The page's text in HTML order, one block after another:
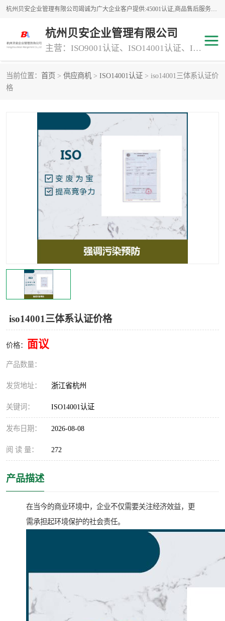
杭州贝安企业管理有限公司竭诚为广大企业客户提供:45001认证,商品售后服务认证,CE认证,知识产权体系认证,iso体系认证等服务,公司提供一条认证服务,方便快捷.
杭州贝安企业管理有限公司
主营：ISO9001认证、ISO14001认证、ISO认证、ISO22000认证、ISO/TS16949认证,FSC森林认证
当前位置： 首页 > 供应商机 > ISO14001认证 > iso14001三体系认证价
格
iso14001三体系认证价格
价格： 面议
产品数量：
发货地址： 浙江省杭州
关键词： ISO14001认证
发布日期： 2026-08-08
阅 读 量： 272
产品描述
在当今的商业环境中，企业不仅需要关注经济效益，更
需承担起环境保护的社会责任。
专业资质评价证书(1) ISO9000
ISO14000 45001认证
GJB 9001C-2017 知识产权体系认证
工程承包 交通运输服务
ITSS认证 消防设施工程专业承包
交通运输服务认证 CCRC认证
ISO认证
iso22000认证
ISO27001信息安全认证